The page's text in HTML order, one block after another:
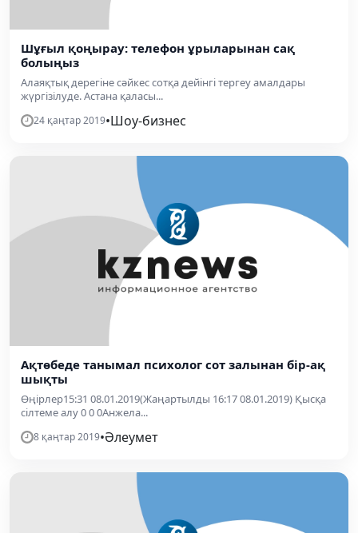
Шұғыл қоңырау: телефон ұрыларынан сақ
болыңыз
Алаяқтық дерегіне сәйкес сотқа дейінгі тергеу амалдары
жүргізілуде. Астана қаласы...
24 қаңтар 2019•Шоу-бизнес
Ақтөбеде танымал психолог сот залынан бір-ақ
шықты
Өңірлер15:31 08.01.2019(Жаңартылды 16:17 08.01.2019) Қысқа
сілтеме алу 0 0 0Анжела...
8 қаңтар 2019•Әлеумет